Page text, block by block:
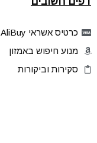
כרטיס אשראי AliBuy
מנוע חיפוש באמזון
סקירות וביקורות